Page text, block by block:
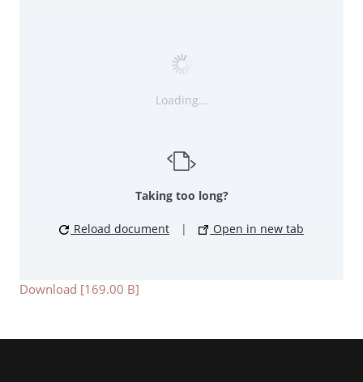
Loading...
Taking too long?
Reload document | Open in new tab
Download [169.00 B]